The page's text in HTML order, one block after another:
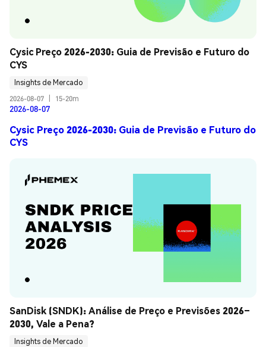
Cysic Preço 2026-2030: Guia de Previsão e Futuro do
CYS
Insights de Mercado
2026-08-07
15-20m
2026-08-07
Cysic Preço 2026-2030: Guia de Previsão e Futuro do
CYS
SanDisk (SNDK): Análise de Preço e Previsões 2026–
2030, Vale a Pena?
Insights de Mercado